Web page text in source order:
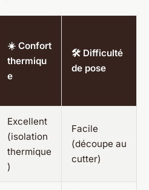
☀️ Confort
thermiqu
e
🛠️ Difficulté
de pose
Excellent
(isolation
thermique
)
Facile
(découpe au
cutter)